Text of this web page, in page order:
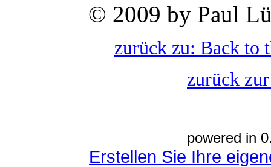
© 2009 by Paul
zurück zu: Back to
zurück
powered in
Erstellen Sie Ihre